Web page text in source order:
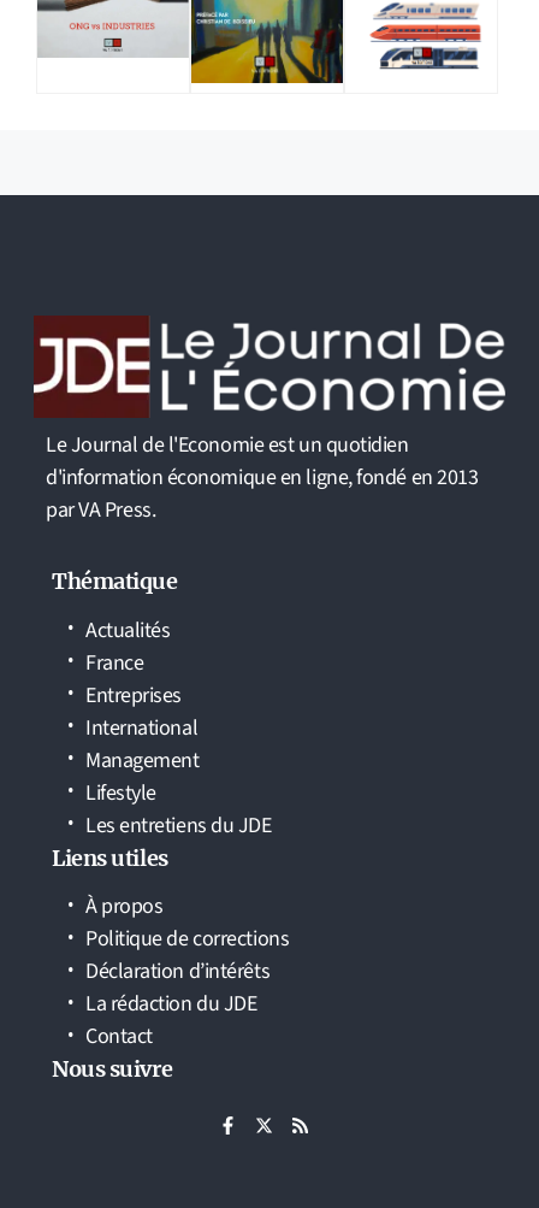
Le Journal de l'Economie est un quotidien
d'information économique en ligne, fondé en 2013
par VA Press.
Thématique
Actualités
France
Entreprises
International
Management
Lifestyle
Les entretiens du JDE
Liens utiles
À propos
Politique de corrections
Déclaration d’intérêts
La rédaction du JDE
Contact
Nous suivre